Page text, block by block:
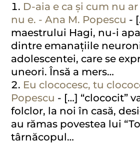
D-aia e ca și cum nu
nu e. - Ana M. Popescu -
maestrului Hagi, nu-i
dintre emanațiile
adolescentei, care se
uneori. Însă a mers…
Eu clococesc, tu
Popescu - […] “clococit”
folclor, la noi în casă,
au rămas povestea lui
târnăcopul…